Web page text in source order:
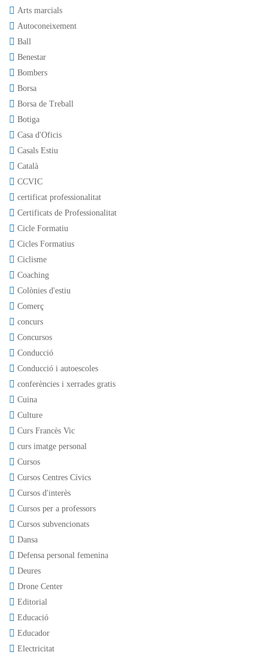
Arts marcials
Autoconeixement
Ball
Benestar
Bombers
Borsa
Borsa de Treball
Botiga
Casa d'Oficis
Casals Estiu
Català
CCVIC
certificat professionalitat
Certificats de Professionalitat
Cicle Formatiu
Cicles Formatius
Ciclisme
Coaching
Colònies d'estiu
Comerç
concurs
Concursos
Conducció
Conducció i autoescoles
conferències i xerrades gratis
Cuina
Culture
Curs Francès Vic
curs imatge personal
Cursos
Cursos Centres Cívics
Cursos d'interès
Cursos per a professors
Cursos subvencionats
Dansa
Defensa personal femenina
Deures
Drone Center
Editorial
Educació
Educador
Electricitat